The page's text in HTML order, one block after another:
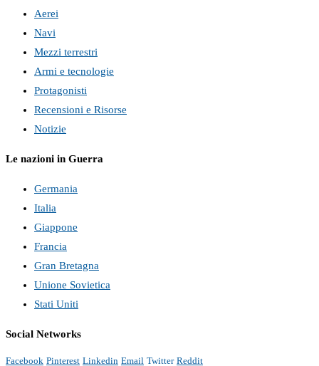
Aerei
Navi
Mezzi terrestri
Armi e tecnologie
Protagonisti
Recensioni e Risorse
Notizie
Le nazioni in Guerra
Germania
Italia
Giappone
Francia
Gran Bretagna
Unione Sovietica
Stati Uniti
Social Networks
Facebook Pinterest Linkedin Email Twitter Reddit